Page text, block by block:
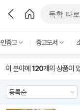
중고 중고도서
이 분야에 120개의 상품이